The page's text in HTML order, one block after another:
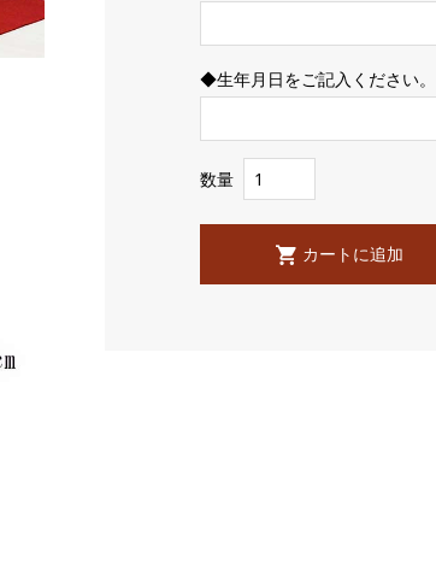
◆生年月日をご記入ください。
数量